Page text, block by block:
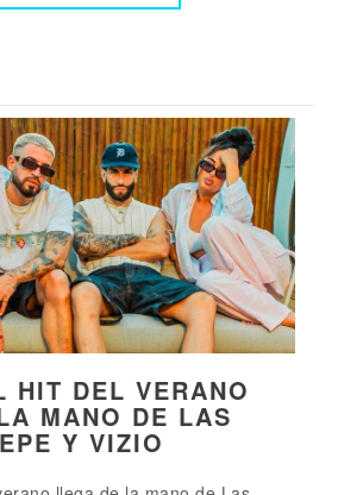
HIT DEL VERANO
MANO DE LAS
Y VIZIO